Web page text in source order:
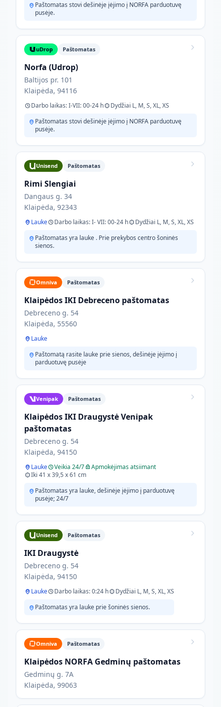
Paštomatas stovi dešinėje įėjimo į NORFA parduotuvę
pusėje.
uDrop Paštomatas
Norfa (Udrop)
Baltijos pr. 101
Klaipėda, 94116
Darbo laikas: I-VII: 00-24 h
Dydžiai L, M, S, XL, XS
Paštomatas stovi dešinėje įėjimo į NORFA parduotuvę
pusėje.
Unisend Paštomatas
Rimi Slengiai
Dangaus g. 34
Klaipėda, 92343
Lauke Darbo laikas: I- VII: 00-24 h
Dydžiai L, M, S, XL, XS
Paštomatas yra lauke . Prie prekybos centro šoninės
sienos.
Omniva Paštomatas
Klaipėdos IKI Debreceno paštomatas
Debreceno g. 54
Klaipėda, 55560
Lauke
Paštomatą rasite lauke prie sienos, dešinėje įėjimo į
parduotuvę pusėje
Venipak Paštomatas
Klaipėdos IKI Draugystė Venipak
paštomatas
Debreceno g. 54
Klaipėda, 94150
Lauke Veikia 24/7
Apmokėjimas atsiimant
Iki 41 x 39,5 x 61 cm
Paštomatas yra lauke, dešinėje įėjimo į parduotuvę
pusėje; 24/7
Unisend Paštomatas
IKI Draugystė
Debreceno g. 54
Klaipėda, 94150
Lauke Darbo laikas: 0:24 h
Dydžiai L, M, S, XL, XS
Paštomatas yra lauke prie šoninės sienos.
Omniva Paštomatas
Klaipėdos NORFA Gedminų paštomatas
Gedminų g. 7A
Klaipėda, 99063